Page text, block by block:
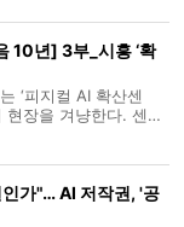
10년] 3부_시흥 ‘확
‘피지컬 AI 확산센
현장을 겨냥한다. 센터
가"… AI 저작권, '공